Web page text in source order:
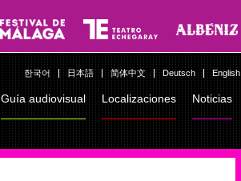
English
Deutsch
简体中文
日本語
한국어
Guía audiovisual Localizaciones Noticias